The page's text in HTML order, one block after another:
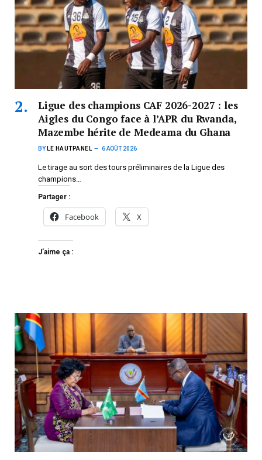
Ligue des champions CAF 2026-2027 : les
Aigles du Congo face à l’APR du Rwanda,
Mazembe hérite de Medeama du Ghana
BY LE HAUTPANEL 6 AOÛT 2026
Le tirage au sort des tours préliminaires de la Ligue des
champions…
Partager :
Facebook X
J’aime ça :